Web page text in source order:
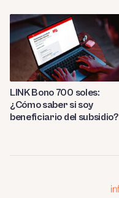
LINK Bono 700 soles:
¿Cómo saber si soy
beneficiario del subsidio?